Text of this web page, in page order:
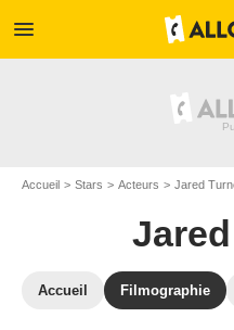
menu
Accueil Stars Acteurs Jared
Accueil Filmographie